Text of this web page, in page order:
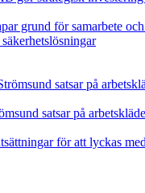
grund för samarbete
satsar på
för att lyckas